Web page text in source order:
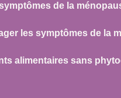
de la
les symptômes de la
alimentaires sans